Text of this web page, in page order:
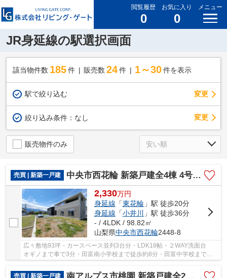
閲覧履歴
0
お気に入り
0
メニュー
JR身延線の駅選択画面
該当物件数 185件 販売数 24 件 1～30 件を表示
駅で絞り込む 変更
絞り込み条件： なし 変更
販売物件のみ
売買 | 新築一戸建 中央市西花輪 新築戸建全4棟 4号棟 車並列3台 敷地93坪
2,330万円
身延線 「東花輪 」駅 徒歩20分
身延線 「小井川
」駅 徒歩36分
- / 4LDK / 98.82㎡
山梨県中央市西花輪2448-8
広々敷地93坪・カースペース並列3台分・LDK18帖・２WAY洗面台
オギノまで車で3分・田富南小学校まで徒歩約8分・田富中学校まで徒
売買 | 新築一戸建